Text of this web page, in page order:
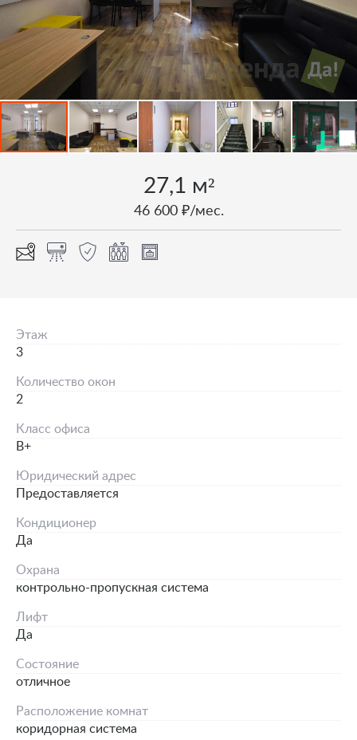
27,1 м²
46 600 ₽/мес.
Этаж
3
Количество окон
2
Класс офиса
B+
Юридический адрес
Предоставляется
Кондиционер
Да
Охрана
контрольно-пропускная система
Лифт
Да
Состояние
отличное
Расположение комнат
коридорная система